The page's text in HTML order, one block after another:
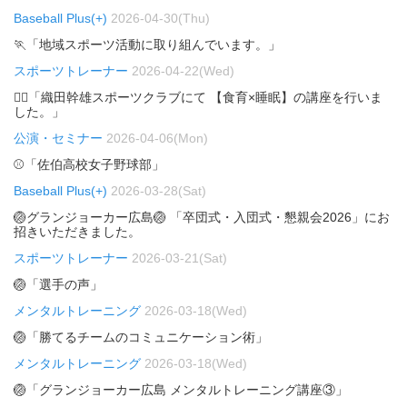
Baseball Plus(+) 2026-04-30(Thu)
🏃「地域スポーツ活動に取り組んでいます。」
スポーツトレーナー 2026-04-22(Wed)
🏃‍♂️「織田幹雄スポーツクラブにて 【食育×睡眠】の講座を行いま
した。」
公演・セミナー 2026-04-06(Mon)
⚾「佐伯高校女子野球部」
Baseball Plus(+) 2026-03-28(Sat)
🏐グランジョーカー広島🏐 「卒団式・入団式・懇親会2026」にお
招きいただきました。
スポーツトレーナー 2026-03-21(Sat)
🏐「選手の声」
メンタルトレーニング 2026-03-18(Wed)
🏐「勝てるチームのコミュニケーション術」
メンタルトレーニング 2026-03-18(Wed)
🏐「グランジョーカー広島 メンタルトレーニング講座③」